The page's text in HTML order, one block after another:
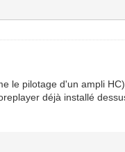
le pilotage d'un ampli
déjà installé